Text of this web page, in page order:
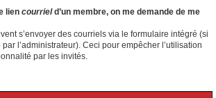
lien courrield’un membre, on me demande de me
s’envoyer des courriels via le formulaire intégré (si
l’administrateur). Ceci pour empêcher l’utilisation
par les invités.